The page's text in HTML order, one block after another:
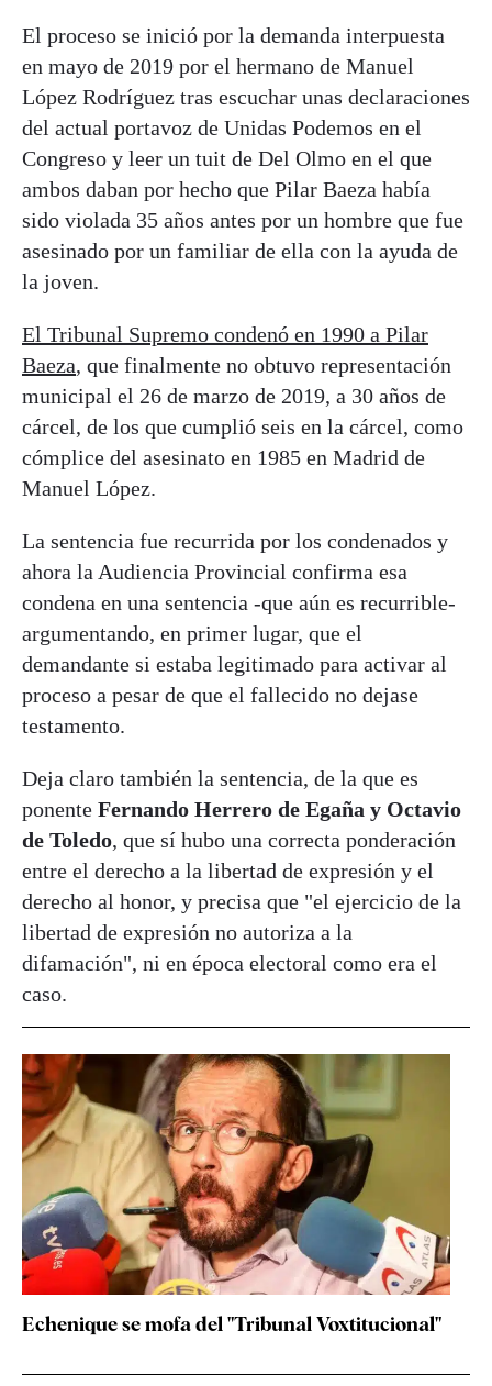
El proceso se inició por la demanda interpuesta
en mayo de 2019 por el hermano de Manuel
López Rodríguez tras escuchar unas declaraciones
del actual portavoz de Unidas Podemos en el
Congreso y leer un tuit de Del Olmo en el que
ambos daban por hecho que Pilar Baeza había
sido violada 35 años antes por un hombre que fue
asesinado por un familiar de ella con la ayuda de
la joven.
El Tribunal Supremo condenó en 1990 a Pilar
Baeza, que finalmente no obtuvo representación
municipal el 26 de marzo de 2019, a 30 años de
cárcel, de los que cumplió seis en la cárcel, como
cómplice del asesinato en 1985 en Madrid de
Manuel López.
La sentencia fue recurrida por los condenados y
ahora la Audiencia Provincial confirma esa
condena en una sentencia -que aún es recurrible-
argumentando, en primer lugar, que el
demandante si estaba legitimado para activar al
proceso a pesar de que el fallecido no dejase
testamento.
Deja claro también la sentencia, de la que es
ponente Fernando Herrero de Egaña y Octavio
de Toledo, que sí hubo una correcta ponderación
entre el derecho a la libertad de expresión y el
derecho al honor, y precisa que "el ejercicio de la
libertad de expresión no autoriza a la
difamación", ni en época electoral como era el
caso.
Echenique se mofa del "Tribunal Voxtitucional"